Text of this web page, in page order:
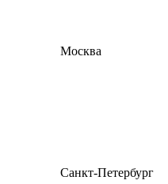
Москва
Санкт-Петербург